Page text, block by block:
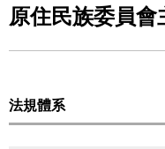
原住民族委員
法規體系